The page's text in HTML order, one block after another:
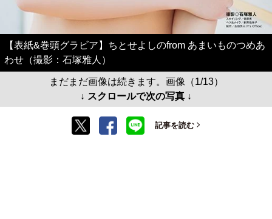
【表紙&巻頭グラビア】ちとせよしのfrom あまいものつめあ
わせ（撮影：石塚雅人）
まだまだ画像は続きます。画像（1/13）
↓ スクロールで次の写真 ↓
記事を読む